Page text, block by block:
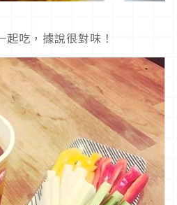
吃，據說很對味！